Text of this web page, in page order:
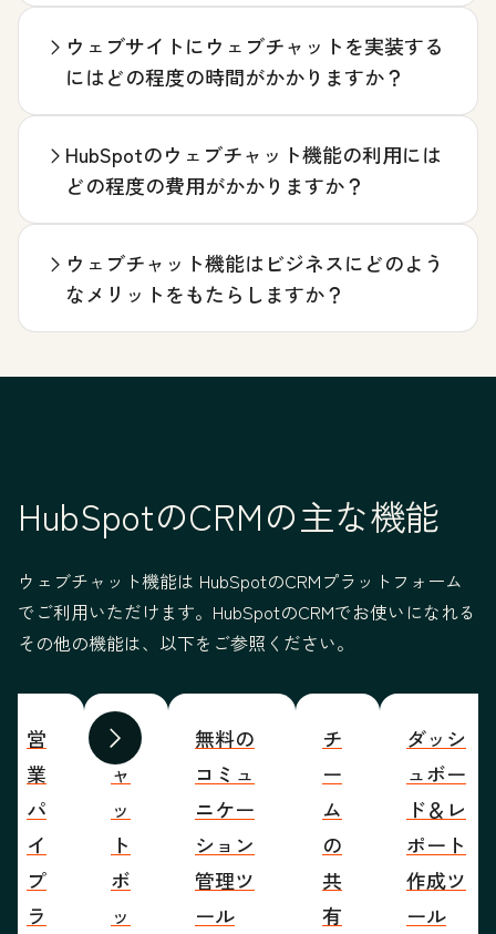
ウェブサイトにウェブチャットを実装する
にはどの程度の時間がかかりますか？
HubSpotのウェブチャット機能の利用には
どの程度の費用がかかりますか？
ウェブチャット機能はビジネスにどのよう
なメリットをもたらしますか？
HubSpotのCRMの主な機能
ウェブチャット機能は HubSpotのCRMプラットフォーム
でご利用いただけます。HubSpotのCRMでお使いになれる
その他の機能は、以下をご参照ください。
前へ 次へ
営
業
パ
イ
プ
ラ
チ
ャ
ッ
ト
ボ
ッ
無料の
コミュ
ニケー
ション
管理ツ
ール
チ
ー
ム
の
共
有
ダッシ
ュボー
ド＆レ
ポート
作成ツ
ール